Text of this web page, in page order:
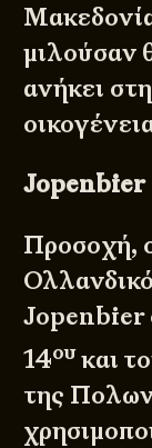
μιλούσαν
ανήκει
Jopenbier
Προσοχή,
Jopenbier
14ουκαι
της